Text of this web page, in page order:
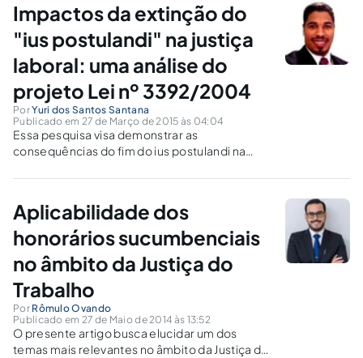
Impactos da extinção do
"ius postulandi" na justiça
laboral: uma análise do
projeto Lei nº 3392/2004
PorYuri dos Santos Santana
Publicado em 27 de Março de 2015 às 04:04
Essa pesquisa visa demonstrar as
consequências do fim do ius postulandi na
Projeto Lei n° 3392/2004
Aplicabilidade dos
honorários sucumbenciais
no âmbito da Justiça do
Trabalho
Por Rômulo Ovando
Publicado em 27 de Maio de 2014 às 13:52
O presente artigo busca elucidar um dos
temas mais relevantes no âmbito da Justiça do